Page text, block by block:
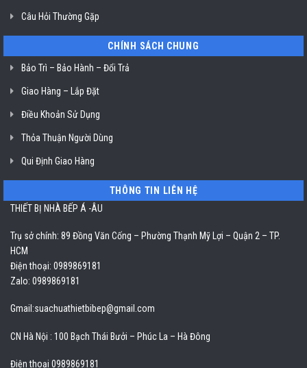
Câu Hỏi Thường Gặp
CHÍNH SÁCH CHUNG
Bảo Trì – Bảo Hành – Đổi Trả
Giao Hàng – Lắp Đặt
Điều Khoản Sử Dụng
Thỏa Thuận Người Dùng
Qui Định Giao Hàng
THÔNG TIN LIÊN HỆ
THIẾT BỊ NHÀ BẾP Á -ÂU
Trụ sở chính: 89 Đồng Văn Cống – Phường Thạnh Mỹ Lợi – Quận 2 – TP.
HCM
Điện thoại: 0989869181
Zalo: 0989869181
Gmail:suachuathietbibep@gmail.com
CN Hà Nội : 100 Bạch Thái Bưởi – Phúc La – Hà Đông
Điện thoại 0989869181